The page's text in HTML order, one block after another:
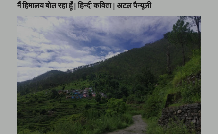
मैं हिमालय बोल रहा हूँ | हिन्दी कविता | अटल पैन्यूली